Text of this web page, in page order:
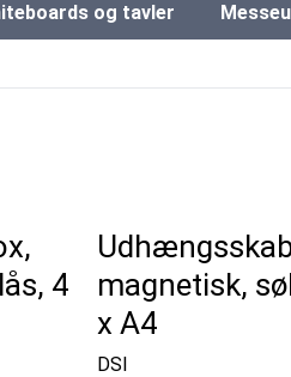
og tavler
4
magnetisk,
x A4
DSI